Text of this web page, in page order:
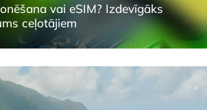
vai eSIM? Izdevīgāks
ceļotājiem